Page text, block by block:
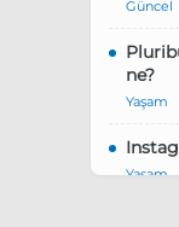
Güncel
ne?
Yaşam
Yaşam